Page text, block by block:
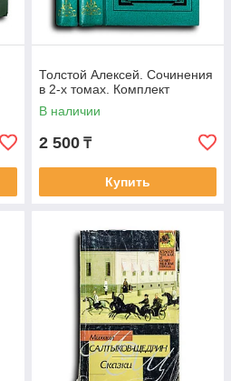
Толстой Алексей. Сочинения
в 2-х томах. Комплект
В наличии
2 500 ₸
Купить